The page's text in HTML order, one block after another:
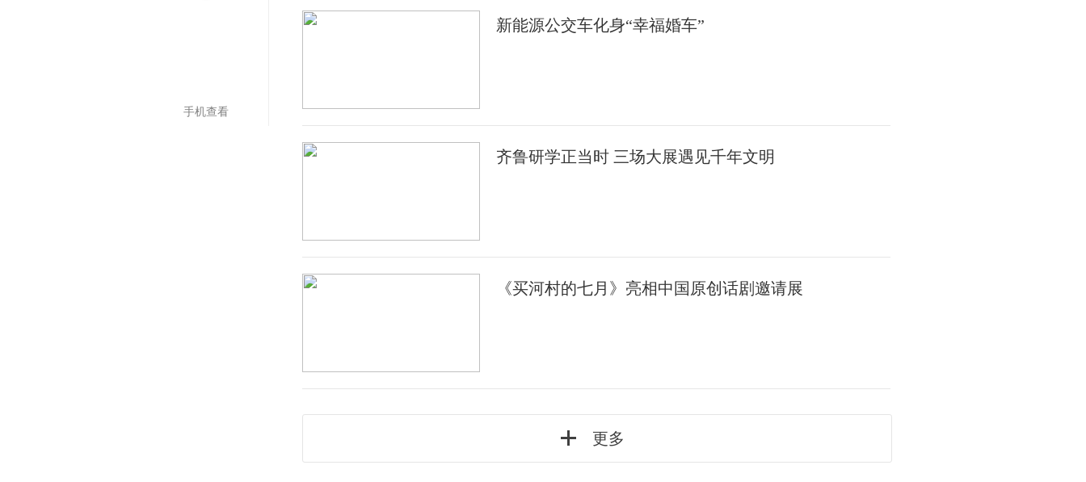
手机查看
新能源公交车化身“幸福婚车”
齐鲁研学正当时 三场大展遇见千年文明
《买河村的七月》亮相中国原创话剧邀请展
更多